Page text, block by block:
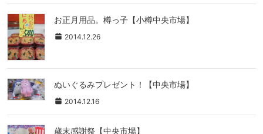
お正月用品。樽っ子【小樽中央市場】
2014.12.26
ぬいぐるみプレゼント！【中央市場】
2014.12.16
歳末感謝祭【中央市場】